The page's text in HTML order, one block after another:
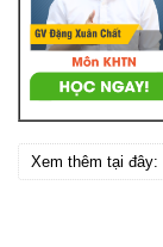
Xem thêm tại đây: